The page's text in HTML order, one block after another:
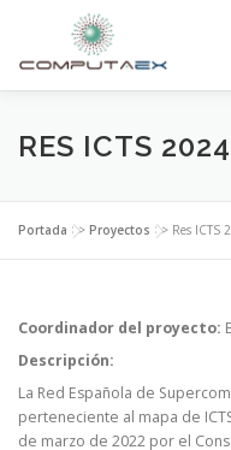
INICIO LA
SUPERCOMPUTACIÓN
RES ICTS 2024
Portada >> Proyectos >> Res ICTS
Coordinador del proyecto:
Descripción:
La Red Española de
perteneciente al mapa de
de marzo de 2022 por el